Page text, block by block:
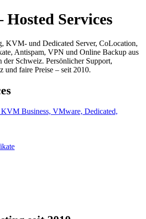
Hosted Services
KVM- und Dedicated Server, CoLocation,
Antispam, VPN und Online Backup aus
der Schweiz. Persönlicher Support,
und faire Preise – seit 2010.
Business, VMware, Dedicated,